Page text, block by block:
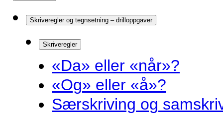
Skriveregler og tegnsetning – drilloppgaver
Skriveregler
«Da» eller «når»?
«Og» eller «å»?
Særskriving og